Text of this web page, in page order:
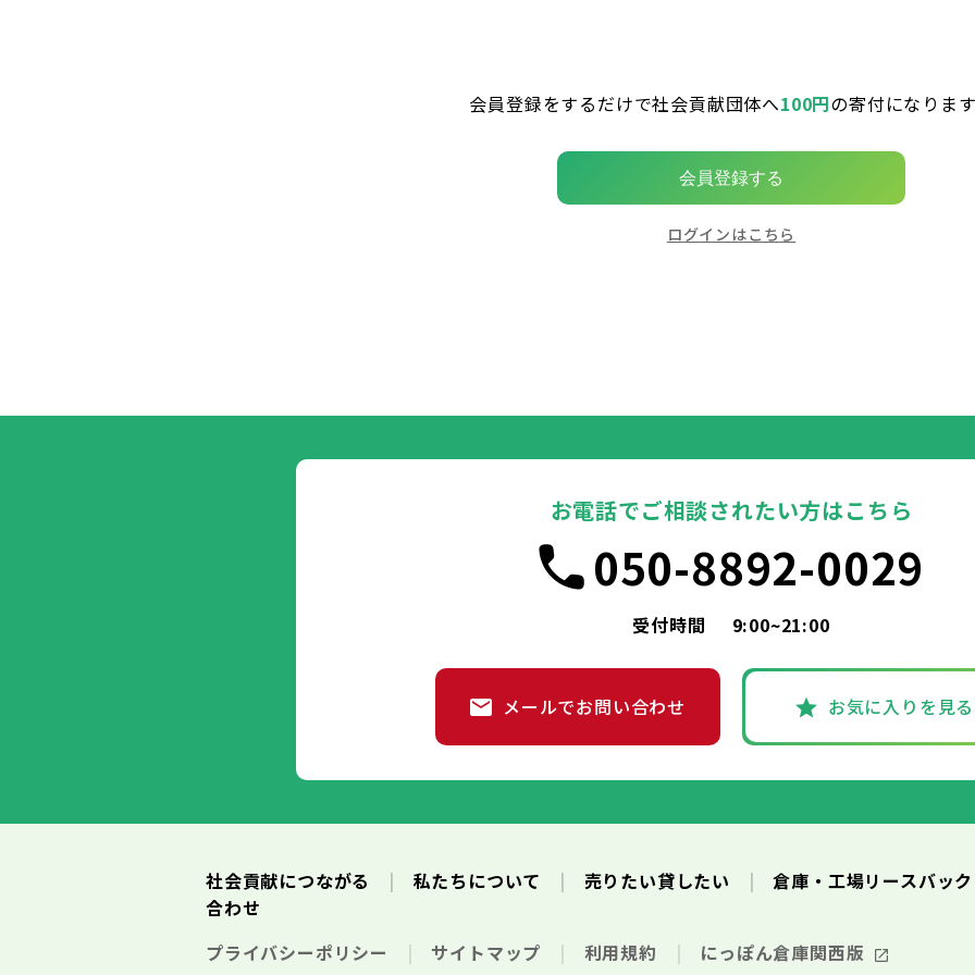
会員登録をするだけで社会貢献団体へ100円の寄付になりま
会員登録する
ログインはこちら
お電話でご相談されたい方はこちら
050-8892-0029
受付時間 9:00~21:00
メールでお問い合わせ お気に入りを見る
社会貢献につながる 私たちについて 売りたい貸したい
倉庫・工場リースバッ
合わせ
プライバシーポリシー
サイトマップ 利用規約 にっぽん倉庫関西版